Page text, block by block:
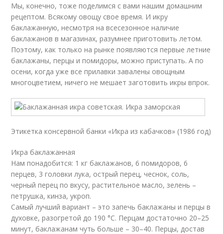
Мы, конечно, тоже поделимся с вами нашим домашним
рецептом. Всякому овощу свое время. И икру
баклажанную, несмотря на всесезонное наличие
баклажанов в магазинах, разумнее приготовить летом.
Поэтому, как только на рынке появляются первые летние
баклажаны, перцы и помидоры, можно приступать. А по
осени, когда уже все прилавки завалены овощным
многоцветием, ничего не мешает заготовить икры впрок.
Этикетка консервной банки «Икра из кабачков» (1986 год)
Икра баклажанная
Нам понадобится: 1 кг баклажанов, 6 помидоров, 6
перцев, 3 головки лука, острый перец, чеснок, соль,
черный перец по вкусу, растительное масло, зелень –
петрушка, кинза, укроп.
Самый лучший вариант – это запечь баклажаны и перцы в
духовке, разогретой до 190 °С. Перцам достаточно 20–25
минут, баклажанам чуть больше – 30–40. Перцы, достав